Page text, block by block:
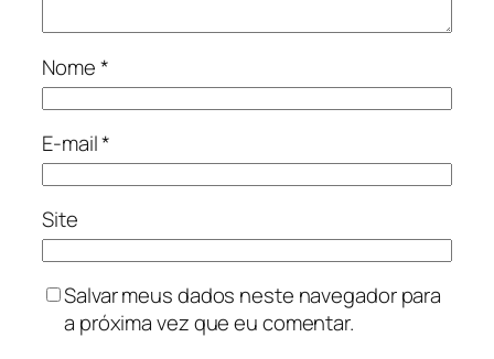
Nome*
E-mail*
Site
Salvar meus dados neste navegador para
a próxima vez que eu comentar.